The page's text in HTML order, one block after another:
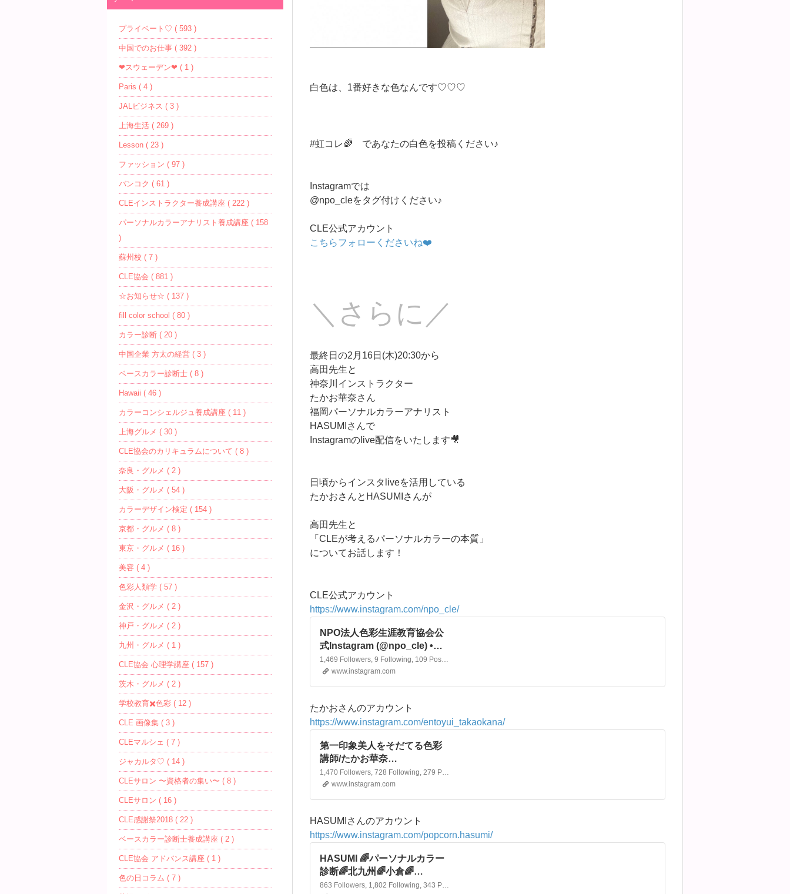
白色は、1番好きな色なんです♡♡♡
#虹コレ🌈 であなたの白色を投稿ください♪
Instagramでは
@npo_cleをタグ付けください♪
CLE公式アカウント
こちらフォローくださいね❤️
＼さらに／
最終日の2月16日(木)20:30から
高田先生と
神奈川インストラクター
たかお華奈さん
福岡パーソナルカラーアナリスト
HASUMIさんで
Instagramのlive配信をいたします🎥
日頃からインスタliveを活用している
たかおさんとHASUMIさんが
高田先生と
「CLEが考えるパーソナルカラーの本質」
についてお話します！
CLE公式アカウント
https://www.instagram.com/npo_cle/
NPO法人色彩生涯教育協会公
式Instagram (@npo_cle) •
Instagram photos and
videos
1,469 Followers, 9 Following, 109 Posts - See Instagram photos and videos from NPO法人色彩生涯教育協会公式Instagram (@npo_cle)
www.instagram.com
たかおさんのアカウント
https://www.instagram.com/entoyui_takaokana/
第一印象美人をそだてる色彩
講師/たかお華奈
(@entoyui_takaokana) •
Instagram photos and
videos
1,470 Followers, 728 Following, 279 Posts - See Instagram photos and videos from 第一印象美人をそだてる色彩講師/たかお華奈 (@entoyui_takaokana)
www.instagram.com
HASUMIさんのアカウント
https://www.instagram.com/popcorn.hasumi/
HASUMI 🌈パーソナルカラー
診断🌈北九州🌈小倉🌈
(@popcorn.hasumi) •
863 Followers, 1,802 Following, 343 Posts - See Instagram photos and videos from HASUMI 🌈パーソナルカラー診断🌈北九州🌈小倉🌈 (@popcorn.hasumi)
プライベート♡ ( 593 )
中国でのお仕事 ( 392 )
❤スウェーデン❤ ( 1 )
Paris ( 4 )
JALビジネス ( 3 )
上海生活 ( 269 )
Lesson ( 23 )
ファッション ( 97 )
バンコク ( 61 )
CLEインストラクター養成講座 ( 222 )
パーソナルカラーアナリスト養成講座 ( 158
)
蘇州校 ( 7 )
CLE協会 ( 881 )
☆お知らせ☆ ( 137 )
fill color school ( 80 )
カラー診断 ( 20 )
中国企業 方太の経営 ( 3 )
ベースカラー診断士 ( 8 )
Hawaii ( 46 )
カラーコンシェルジュ養成講座 ( 11 )
上海グルメ ( 30 )
CLE協会のカリキュラムについて ( 8 )
奈良・グルメ ( 2 )
大阪・グルメ ( 54 )
カラーデザイン検定 ( 154 )
京都・グルメ ( 8 )
東京・グルメ ( 16 )
美容 ( 4 )
色彩人類学 ( 57 )
金沢・グルメ ( 2 )
神戸・グルメ ( 2 )
九州・グルメ ( 1 )
CLE協会 心理学講座 ( 157 )
茨木・グルメ ( 2 )
学校教育✖️色彩 ( 12 )
CLE 画像集 ( 3 )
CLEマルシェ ( 7 )
ジャカルタ♡ ( 14 )
CLEサロン 〜資格者の集い〜 ( 8 )
CLEサロン ( 16 )
CLE感謝祭2018 ( 22 )
ベースカラー診断士養成講座 ( 2 )
CLE協会 アドバンス講座 ( 1 )
色の日コラム ( 7 )